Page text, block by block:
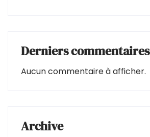
Derniers commentaires
Aucun commentaire à afficher.
Archive